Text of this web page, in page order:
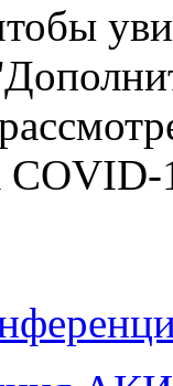
COVID-